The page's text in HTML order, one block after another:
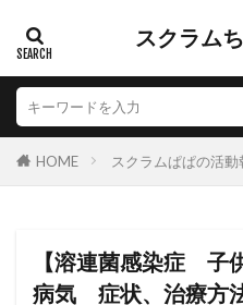
スクラム
HOME スクラムぱぱの活動
【溶連菌感染症 子
病気 症状、治療方